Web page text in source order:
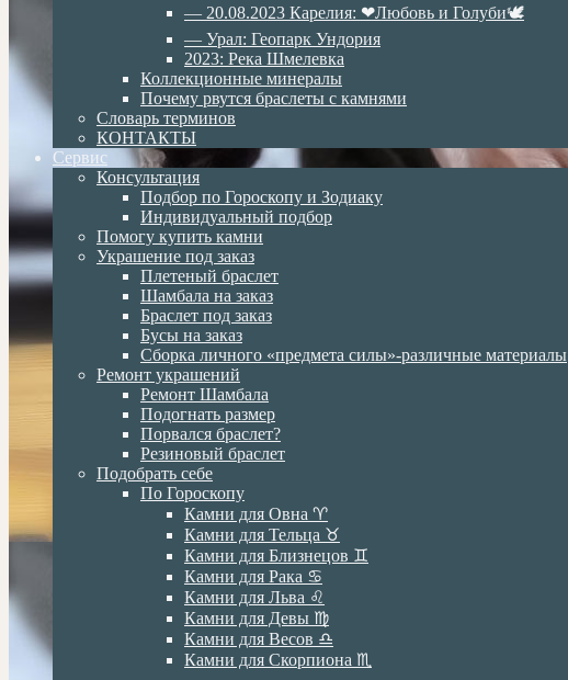
— 20.08.2023 Карелия: ❤Любовь и Голуби🕊
— Урал: Геопарк Ундория
2023: Река Шмелевка
Коллекционные минералы
Почему рвутся браслеты с камнями
Словарь терминов
КОНТАКТЫ
Сервис
Консультация
Подбор по Гороскопу и Зодиаку
Индивидуальный подбор
Помогу купить камни
Украшение под заказ
Плетеный браслет
Шамбала на заказ
Браслет под заказ
Бусы на заказ
Сборка личного «предмета силы»-различные материалы
Ремонт украшений
Ремонт Шамбала
Подогнать размер
Порвался браслет?
Резиновый браслет
Подобрать себе
По Гороскопу
Камни для Овна ♈️
Камни для Тельца ♉️
Камни для Близнецов ♊️
Камни для Рака ♋️
Камни для Льва ♌️
Камни для Девы ♍️
Камни для Весов ♎️
Камни для Скорпиона ♏️